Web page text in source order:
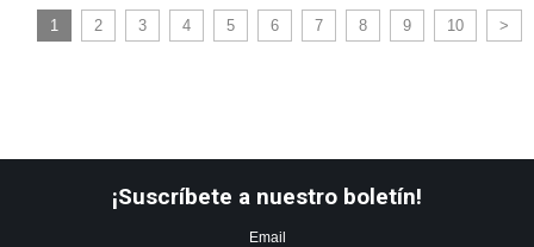
1 2 3 4 5 6 7 8 9 10 >
¡Suscríbete a nuestro boletín!
Email